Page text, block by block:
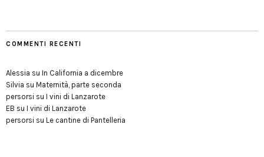
COMMENTI RECENTI
Alessia su In California a dicembre
Silvia su Maternità, parte seconda
persorsi su I vini di Lanzarote
EB su I vini di Lanzarote
persorsi su Le cantine di Pantelleria